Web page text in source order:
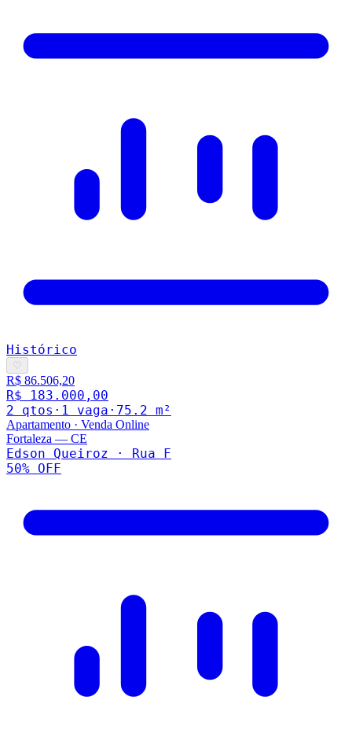
Histórico
♡
R$ 86.506,20
R$ 183.000,00
2 qtos · 1 vaga · 75.2 m²
Apartamento · Venda Online
Fortaleza — CE
Edson Queiroz · Rua F
50% OFF